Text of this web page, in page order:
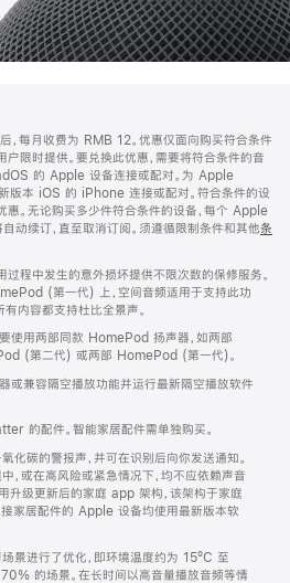
，每月收费为 RMB 12。优惠仅面向购买符合条件
限时提供。要兑换此优惠，需要将符合条件的音
的 Apple 设备连接或配对。为 Apple
版本 iOS 的 iPhone 连接或配对。符合条件的设
惠。无论购买多少件符合条件的设备，每个 Apple
动续订，直至取消订阅。须遵循限制条件和其他条
程中发生的意外损坏提供不限次数的保修服务。
(第一代) 上，空间音频适用于支持此功
内容都支持杜比全景声。
使用两部同款 HomePod 扬声器，如两部
(第二代) 或两部 HomePod (第一代)。
兼容隔空播放功能并运行最新隔空播放软件
的配件。智能家居配件需单独购买。
化碳的警报声，并可在识别后向你发送通知。
，或在高风险或紧急情况下，均不应依赖声音
升级更新后的家庭 app 架构，该架构于家庭
家居配件的 Apple 设备均使用最新版本软
景进行了优化，即环境温度约为 15ºC 至
的场景。在长时间以高音量播放音频等情